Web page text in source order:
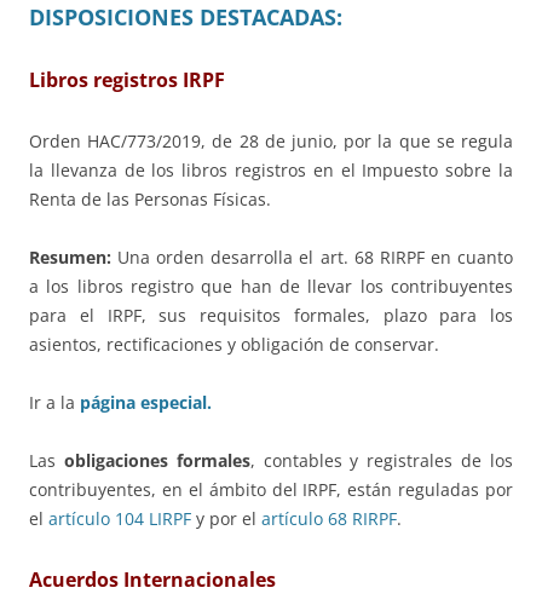
DISPOSICIONES DESTACADAS:
Libros registros IRPF
Orden HAC/773/2019, de 28 de junio, por la que se regula
la llevanza de los libros registros en el Impuesto sobre la
Renta de las Personas Físicas.
Resumen: Una orden desarrolla el art. 68 RIRPF en cuanto
a los libros registro que han de llevar los contribuyentes
para el IRPF, sus requisitos formales, plazo para los
asientos, rectificaciones y obligación de conservar.
Ir a la página especial.
Las obligaciones formales, contables y registrales de los
contribuyentes, en el ámbito del IRPF, están reguladas por
el artículo 104 LIRPF y por el artículo 68 RIRPF.
Acuerdos Internacionales